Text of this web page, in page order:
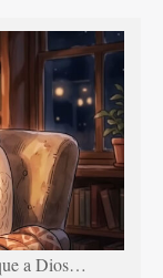
a Dios…